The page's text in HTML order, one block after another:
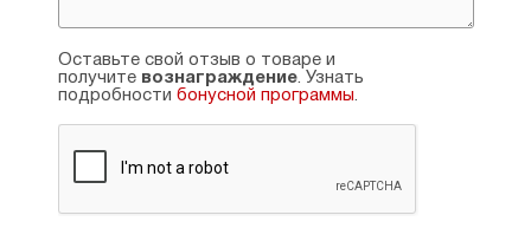
Оставьте свой отзыв о товаре и
получите вознаграждение. Узнать
подробности бонусной программы.